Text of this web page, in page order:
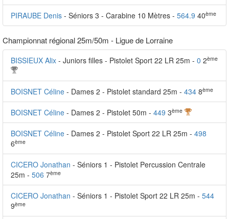
PIRAUBE Denis - Séniors 3 - Carabine 10 Mètres - 564.9 40ème
Championnat régional 25m/50m - Ligue de Lorraine
BISSIEUX Alix - Juniors filles - Pistolet Sport 22 LR 25m - 0 2ème
BOISNET Céline - Dames 2 - Pistolet standard 25m - 434 8ème
BOISNET Céline - Dames 2 - Pistolet 50m - 449 3ème
BOISNET Céline - Dames 2 - Pistolet Sport 22 LR 25m - 498
6ème
CICERO Jonathan - Séniors 1 - Pistolet Percussion Centrale
25m - 506 7ème
CICERO Jonathan - Séniors 1 - Pistolet Sport 22 LR 25m - 544
9ème